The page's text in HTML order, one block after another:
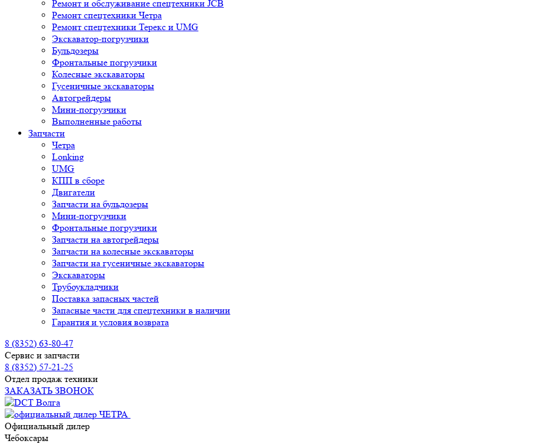
Ремонт и обслуживание спецтехники JCB
Ремонт спецтехники Четра
Ремонт спецтехники Терекс и UMG
Экскаватор-погрузчики
Бульдозеры
Фронтальные погрузчики
Колесные экскаваторы
Гусеничные экскаваторы
Автогрейдеры
Мини-погрузчики
Выполненные работы
Запчасти
Четра
Lonking
UMG
КПП в сборе
Двигатели
Запчасти на бульдозеры
Мини-погрузчики
Фронтальные погрузчики
Запчасти на автогрейдеры
Запчасти на колесные экскаваторы
Запчасти на гусеничные экскаваторы
Экскаваторы
Трубоукладчики
Поставка запасных частей
Запасные части для спецтехники в наличии
Гарантия и условия возврата
8 (8352) 63-80-47
Сервис и запчасти
8 (8352) 57-21-25
Отдел продаж техники
ЗАКАЗАТЬ ЗВОНОК
Официальный дилер
Чебоксары